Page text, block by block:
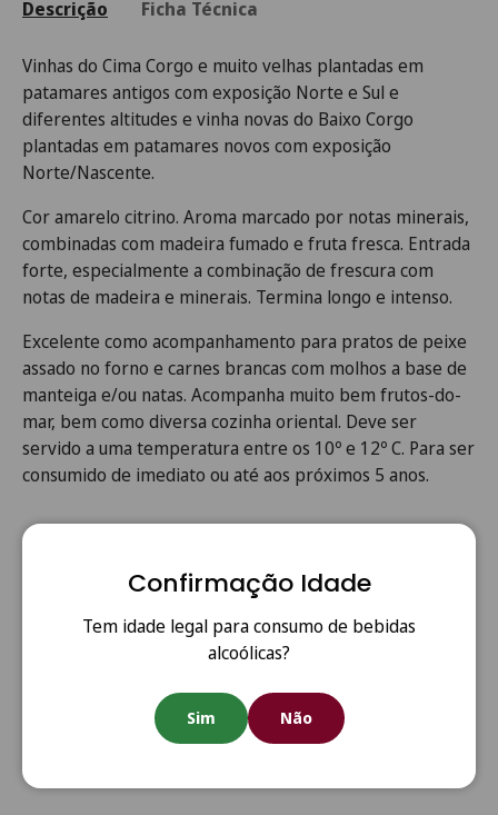
Descrição Ficha Técnica
Vinhas do Cima Corgo e muito velhas plantadas em
patamares antigos com exposição Norte e Sul e
diferentes altitudes e vinha novas do Baixo Corgo
plantadas em patamares novos com exposição
Norte/Nascente.
Cor amarelo citrino. Aroma marcado por notas minerais,
combinadas com madeira fumado e fruta fresca. Entrada
forte, especialmente a combinação de frescura com
notas de madeira e minerais. Termina longo e intenso.
Excelente como acompanhamento para pratos de peixe
assado no forno e carnes brancas com molhos a base de
manteiga e/ou natas. Acompanha muito bem frutos-do-
mar, bem como diversa cozinha oriental. Deve ser
servido a uma temperatura entre os 10º e 12º C. Para ser
consumido de imediato ou até aos próximos 5 anos.
Confirmação Idade
Tem idade legal para consumo de bebidas
alcoólicas?
Sim Não
Portes Grátis
Portes grátis em todas as encomendas acima de €80